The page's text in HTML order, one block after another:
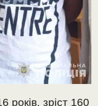
років, зріст 160